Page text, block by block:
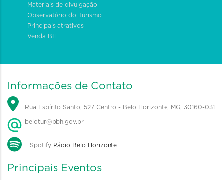
Materiais de divulgação
Observatório do Turismo
Principais atrativos
Venda BH
Informações de Contato
Rua Espírito Santo, 527 Centro - Belo Horizonte, MG, 30160-031
belotur@pbh.gov.br
Spotify Rádio Belo Horizonte
Principais Eventos